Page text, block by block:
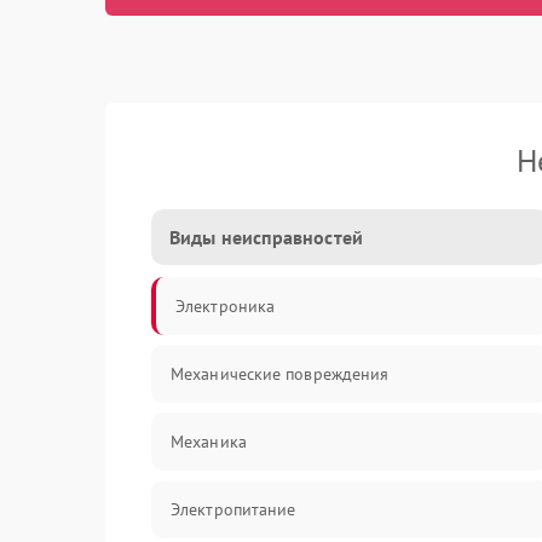
Виды неисправностей
Электроника
Механические повреждения
Механика
Электропитание